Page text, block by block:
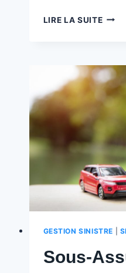
LIRE LA SUITE
LE
GUIDE
POUR
🇧🇪
️
GESTION SINISTRE
Sous-